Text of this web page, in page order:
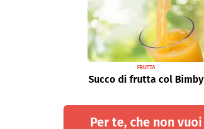
FRUTTA
Succo di frutta col Bimby
Per te, che non vuoi